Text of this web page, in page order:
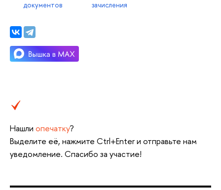
документов
зачисления
Нашли опечатку?
Выделите её, нажмите Ctrl+Enter и отправьте нам
уведомление. Спасибо за участие!